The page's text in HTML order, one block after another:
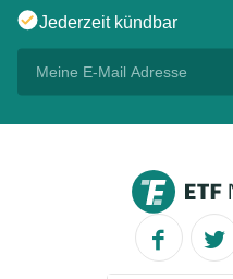
Jederzeit kündbar